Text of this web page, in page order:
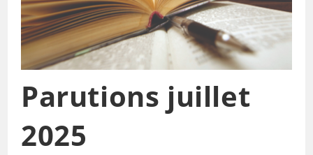
Parutions juillet
2025